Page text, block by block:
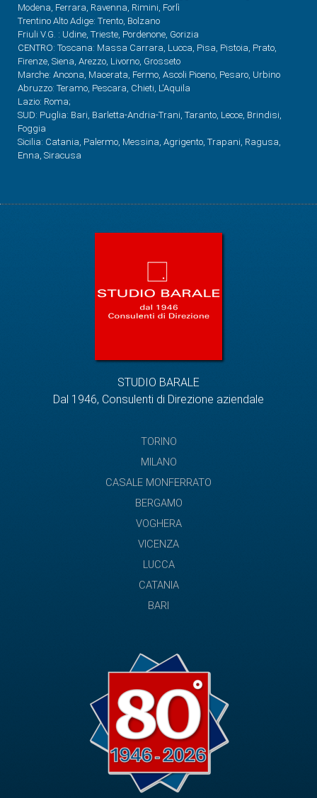
Modena, Ferrara, Ravenna, Rimini, Forlì
Trentino Alto Adige: Trento, Bolzano
Friuli V.G. : Udine, Trieste, Pordenone, Gorizia
CENTRO: Toscana: Massa Carrara, Lucca, Pisa, Pistoia, Prato,
Firenze, Siena, Arezzo, Livorno, Grosseto
Marche: Ancona, Macerata, Fermo, Ascoli Piceno, Pesaro, Urbino
Abruzzo: Teramo, Pescara, Chieti, L'Aquila
Lazio: Roma;
SUD: Puglia: Bari, Barletta-Andria-Trani, Taranto, Lecce, Brindisi,
Foggia
Sicilia: Catania, Palermo, Messina, Agrigento, Trapani, Ragusa,
Enna, Siracusa
STUDIO BARALE
Dal 1946, Consulenti di Direzione aziendale
TORINO
MILANO
CASALE MONFERRATO
BERGAMO
VOGHERA
VICENZA
LUCCA
CATANIA
BARI